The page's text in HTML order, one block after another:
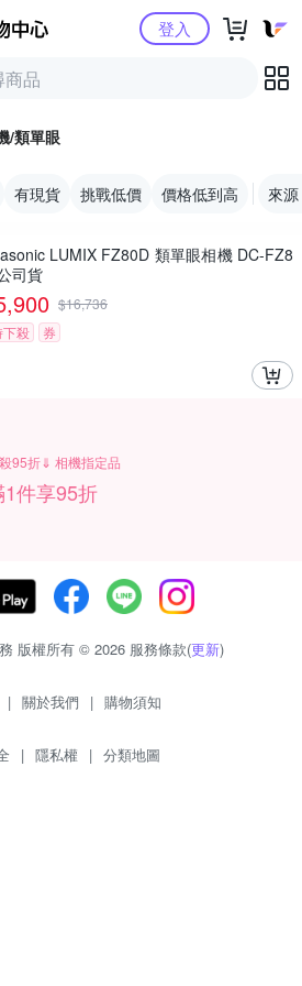
Yahoo購物中心登入
/類單眼
有現貨 挑戰低價 價格低到高 來源
LUMIX FZ80D 類單眼相機 DC-FZ8
司貨
$16,736
下殺
券
95折⇓ 相機指定品
1件享95折
版權所有 © 2026 服務條款(更新)
| 關於我們 | 購物須知
| 隱私權 | 分類地圖